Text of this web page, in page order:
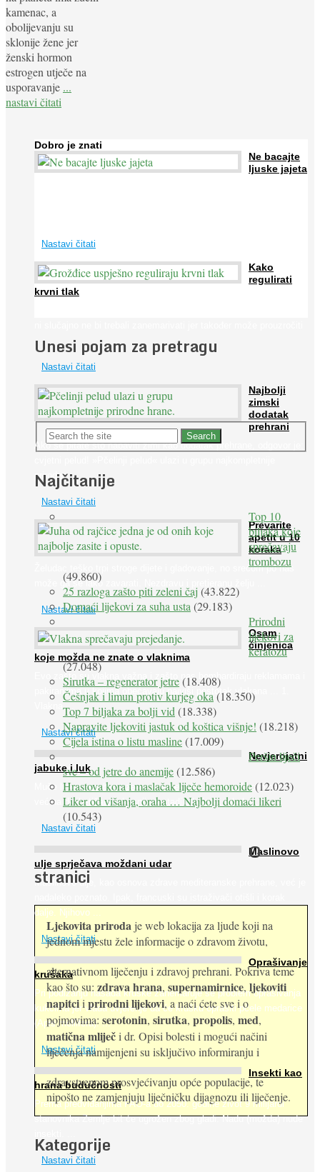
kamenac, a
obolijevanju su
sklonije žene jer
ženski hormon
estrogen utječe na
usporavanje ...
nastavi čitati
Dobro je znati
Ne bacajte
ljuske jajeta
Nastavi čitati
Kako
regulirati
krvni tlak
...
Nastavi čitati
Najbolji
zimski
dodatak
prehrani
Ako se pitate što nabaviti zimi kao dodatak prehrane, odgovor je:
prirodne ...
Nastavi čitati
Prevarite
apetit u 10
koraka
Želudac teško trpi stroge dijete i gladovanje, no srećom po nas
može ga se lako zavarati. Nezdravu i pretjeranu želju ...
Nastavi čitati
Osam
činjenica
koje možda ne znate o vlaknima
Evo zašto su vlakna važna i zašto nas bombardiraju reklamama i
pakiranjima u kojima obećavaju najviši postotak vlakana ... 1.
Vlakna ...
Nastavi čitati
Nevjerojatni
jabuke i luk
Muče li vas tegobe vezane uz srce, oči i živce, od kojih pati
većina dijabetičara u kasnijem stadiju bolesti, jabuke ...
Nastavi čitati
Maslinovo
ulje sprječava moždani udar
Maslinovo ulje, kao osnova zdrave mediteranske prehrane, već je
dalje. Njihovo ...
Nastavi čitati
Oprašivanje
krušaka
Pri podizanju nasada kruške zanemaruje se problem oprašivanja
kukcima jer vlada uvjerenje da će krušku oprašiti pčele medarice
(Apis mellifera). ...
Nastavi čitati
Insekti kao
hrana budućnosti
Prema predviđanjima FAO-a do 2050. godine život 9 milijardi
stanovnika Zemlje bit će ugrožen zbog gladi. Nadu (možda) nude
Nastavi čitati
Unesi pojam za pretragu
Najčitanije
Top 10
biljaka koje
sprečavaju
trombozu
(49.860)
25 razloga zašto piti zeleni čaj(43.822)
Domaći lijekovi za suha usta (29.183)
Prirodni
lijekovi za
keratozu
(27.048)
Sirutka – regenerator jetre(18.408)
Češnjak i limun protiv kurjeg oka (18.350)
Top 7 biljaka za bolji vid (18.338)
Napravite ljekoviti jastuk od koštica višnje! (18.218)
Cijela istina o listu masline(17.009)
Peršin liječi
sve – od jetre do anemije(12.586)
Hrastova kora i maslačak liječe hemoroide(12.023)
Liker od višanja, oraha … Najbolji domaći likeri
(10.543)
O
stranici
Ljekovita priroda je web lokacija za ljude koji na
jednom mjestu žele informacije o zdravom životu,
alternativnom liječenju i zdravoj prehrani. Pokriva teme
kao što su: zdrava hrana, supernamirnice, ljekoviti
napitciiprirodni lijekovi, a naći ćete sve i o
pojmovima: serotonin, sirutka, propolis, med,
matična mliječi dr. Opisi bolesti i mogući načini
liječenja namijenjeni su isključivo informiranju i
zdravstvenom prosvjećivanju opće populacije, te
nipošto ne zamjenjuju liječničku dijagnozu ili liječenje.
Kategorije